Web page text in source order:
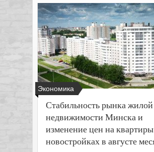
Экономика
Стабильность рынка жилой
недвижимости Минска и
изменение цен на
новостройках в августе